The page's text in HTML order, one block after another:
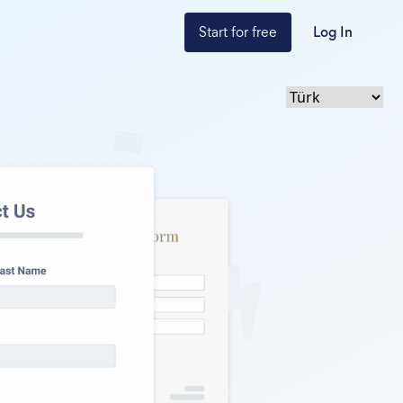
Start for free Log In